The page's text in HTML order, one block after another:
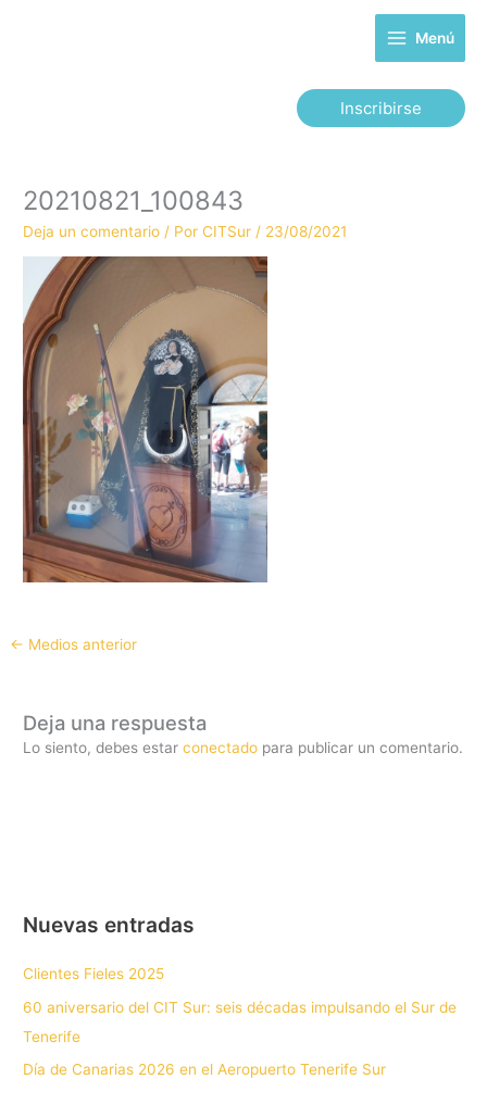
Menú
Inscribirse
20210821_100843
Deja un comentario / PorCITSur / 23/08/2021
← Medios anterior
Deja una respuesta
Lo siento, debes estarconectado para publicar un comentario.
Nuevas entradas
Clientes Fieles 2025
60 aniversario del CIT Sur: seis décadas impulsando el Sur de
Tenerife
Día de Canarias 2026 en el Aeropuerto Tenerife Sur